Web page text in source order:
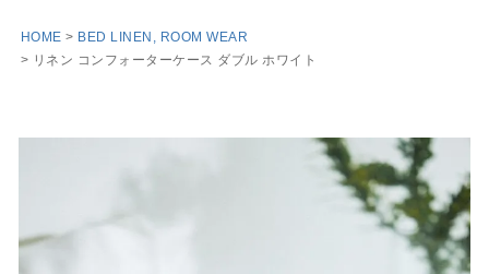
HOME
BED LINEN, ROOM WEAR
リネン コンフォーターケース ダブル ホワイト